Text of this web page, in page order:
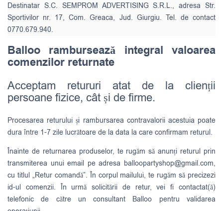
Destinatar S.C. SEMPROM ADVERTISING S.R.L., adresa Str.
Sportivilor nr. 17, Com. Greaca, Jud. Giurgiu. Tel. de contact
0770.679.940.
Balloo rambursează integral valoarea
comenzilor returnate
Acceptam retururi atat de la clienții
persoane fizice, cât și de firme.
Procesarea returului și rambursarea contravalorii acestuia poate
dura între 1-7 zile lucrătoare de la data la care confirmam returul.
Înainte de returnarea produselor, te rugăm să anunți returul prin
transmiterea unui email pe adresa balloopartyshop@gmail.com,
cu titlul „Retur comandă”. În corpul mailului, te rugăm să precizezi
id-ul comenzii. În urmă solicitării de retur, vei fi contactat(ă)
telefonic de către un consultant Balloo pentru validarea